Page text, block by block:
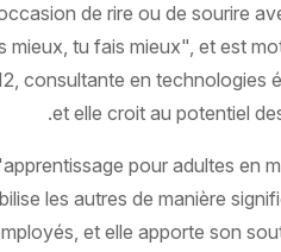
de rire ou de sourire
mieux, tu fais mieux", et est
consultante en
et elle croit au potentiel
pour adultes en
les autres de manière
et elle apporte son